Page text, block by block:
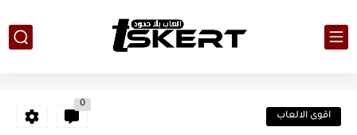
اقوى الالعاب
0